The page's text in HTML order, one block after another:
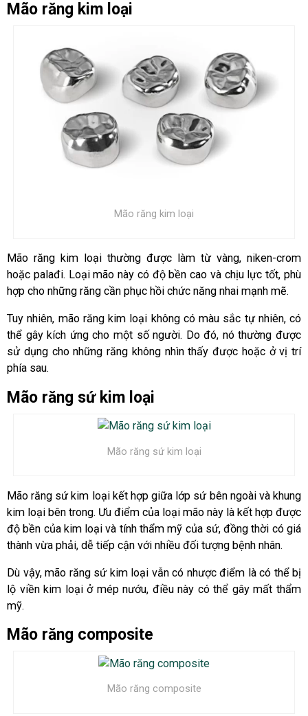
Mão răng kim loại
Mão răng kim loại
Mão răng kim loại thường được làm từ vàng, niken-crom
hoặc palađi. Loại mão này có độ bền cao và chịu lực tốt, phù
hợp cho những răng cần phục hồi chức năng nhai mạnh mẽ.
Tuy nhiên, mão răng kim loại không có màu sắc tự nhiên, có
thể gây kích ứng cho một số người. Do đó, nó thường được
sử dụng cho những răng không nhìn thấy được hoặc ở vị trí
phía sau.
Mão răng sứ kim loại
Mão răng sứ kim loại
Mão răng sứ kim loại kết hợp giữa lớp sứ bên ngoài và khung
kim loại bên trong. Ưu điểm của loại mão này là kết hợp được
độ bền của kim loại và tính thẩm mỹ của sứ, đồng thời có giá
thành vừa phải, dễ tiếp cận với nhiều đối tượng bệnh nhân.
Dù vậy, mão răng sứ kim loại vẫn có nhược điểm là có thể bị
lộ viền kim loại ở mép nướu, điều này có thể gây mất thẩm
mỹ.
Mão răng composite
Mão răng composite